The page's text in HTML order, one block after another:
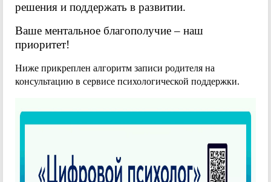
решения и поддержать в развитии.
Ваше ментальное благополучие – наш
приоритет!
Ниже прикреплен алгоритм записи родителя на
консультацию в сервисе психологической поддержки.